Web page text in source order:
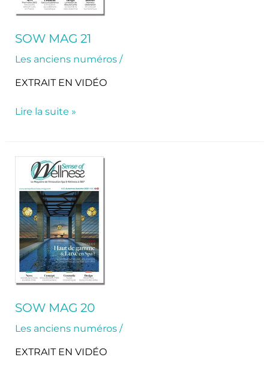
SOW MAG 21
Les anciens numéros/
EXTRAIT EN VIDÉO
Lire la suite »
SOW MAG 20
Les anciens numéros/
EXTRAIT EN VIDÉO
SoW
Mag
20